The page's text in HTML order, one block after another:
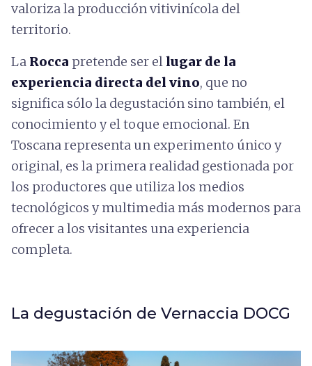
valoriza la producción vitivinícola del
territorio.
La Rocca pretende ser ellugar de la
experiencia directa del vino, que no
significa sólo la degustación sino también, el
conocimiento y el toque emocional. En
Toscana representa un experimento único y
original, es la primera realidad gestionada por
los productores que utiliza los medios
tecnológicos y multimedia más modernos para
ofrecer a los visitantes una experiencia
completa.
La degustación de Vernaccia DOCG